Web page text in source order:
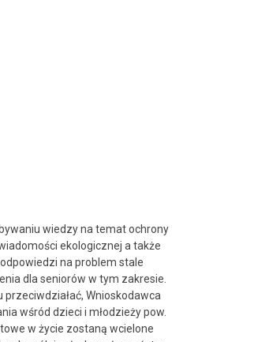
wiedzy na temat ochrony
ekologicznej a także
na problem stale
dla seniorów w tym zakresie.
Wnioskodawca
wśród dzieci i młodzieży pow.
w życie zostaną wcielone